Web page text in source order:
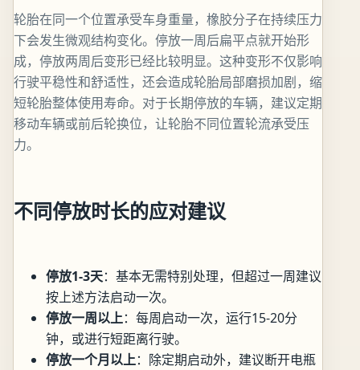
轮胎在同一个位置承受车身重量，橡胶分子在持续压力
下会发生微观结构变化。停放一周后扁平点就开始形
成，停放两周后变形已经比较明显。这种变形不仅影响
行驶平稳性和舒适性，还会造成轮胎局部磨损加剧，缩
短轮胎整体使用寿命。对于长期停放的车辆，建议定期
移动车辆或前后轮换位，让轮胎不同位置轮流承受压
力。
不同停放时长的应对建议
停放1-3天：基本无需特别处理，但超过一周建议
按上述方法启动一次。
停放一周以上：每周启动一次，运行15-20分
钟，或进行短距离行驶。
停放一个月以上：除定期启动外，建议断开电瓶